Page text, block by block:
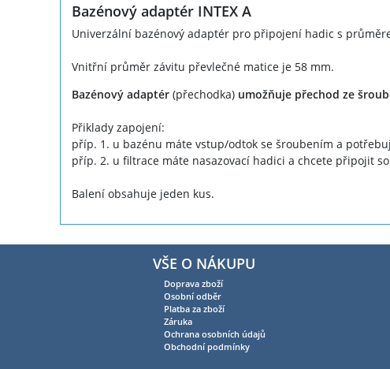
Bazénový adaptér INTEX A
Univerzální bazénový adaptér pro připojení hadic s
Vnitřní průměr závitu převlečné matice je 58 mm.
Bazénový adaptér(přechodka) umožňuje přechod ze
Přiklady zapojení:
příp. 1. u bazénu máte vstup/odtok se šroubením a
příp. 2. u filtrace máte nasazovací hadici a chcete připojit
Balení obsahuje jeden kus.
VŠE O NÁKUPU
Doprava zboží
Osobní odběr
Platba za zboží
Záruka
Ochrana osobních údajů
Obchodní podmínky